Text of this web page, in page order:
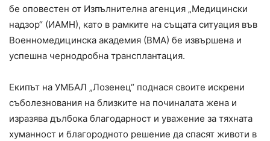
бе оповестен от Изпълнителна агенция „Медицински
надзор“ (ИАМН), като в рамките на същата ситуация във
Военномедицинска академия (ВМА) бе извършена и
успешна чернодробна трансплантация.
Екипът на УМБАЛ „Лозенец“ поднася своите искрени
съболезнования на близките на починалата жена и
изразява дълбока благодарност и уважение за тяхната
хуманност и благородното решение да спасят животи в